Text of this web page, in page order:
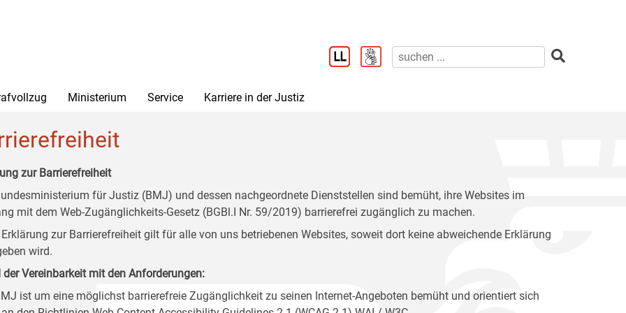
Ministerium Service Karriere in der Justiz
zur Barrierefreiheit
für Justiz (BMJ) und dessen nachgeordnete Dienststellen sind bemüht, ihre Websites im
mit dem Web-Zugänglichkeits-Gesetz (BGBl.I Nr. 59/2019) barrierefrei zugänglich zu machen.
Erklärung zur Barrierefreiheit gilt für alle von uns betriebenen Websites, soweit dort keine abweichende Erklärung
wird.
der Vereinbarkeit mit den Anforderungen:
ist um eine möglichst barrierefreie Zugänglichkeit zu seinen Internet-Angeboten bemüht und orientiert sich